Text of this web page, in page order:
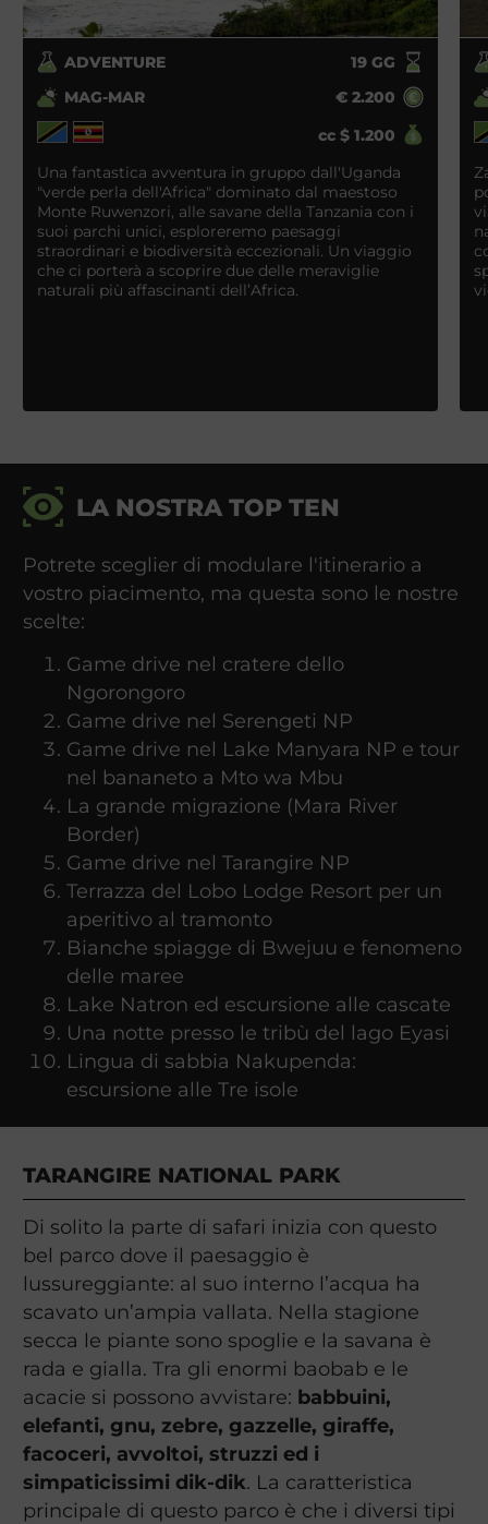
ADVENTURE 19 GG
MAG-MAR
€ 2.200
cc$ 1.200
Una fantastica avventura in gruppo dall'Uganda
"verde perla dell'Africa" dominato dal maestoso
Monte Ruwenzori, alle savane della Tanzania con i
suoi parchi unici, esploreremo paesaggi
straordinari e biodiversità eccezionali. Un viaggio
che ci porterà a scoprire due delle meraviglie
naturali più affascinanti dell’Africa.
LA NOSTRA TOP TEN
Potrete sceglier di modulare l'itinerario a
vostro piacimento, ma questa sono le nostre
scelte:
Game drive nel cratere dello
Ngorongoro
Game drive nel Serengeti NP
Game drive nel Lake Manyara NP e tour
nel bananeto a Mto wa Mbu
La grande migrazione (Mara River
Border)
Game drive nel Tarangire NP
Terrazza del Lobo Lodge Resort per un
aperitivo al tramonto
Bianche spiagge di Bwejuu e fenomeno
delle maree
Lake Natron ed escursione alle cascate
Una notte presso le tribù del lago Eyasi
Lingua di sabbia Nakupenda:
escursione alle Tre isole
TARANGIRE NATIONAL PARK
Di solito la parte di safari inizia con questo
bel parco dove il paesaggio è
lussureggiante: al suo interno l’acqua ha
scavato un’ampia vallata. Nella stagione
secca le piante sono spoglie e la savana è
rada e gialla. Tra gli enormi baobab e le
acacie si possono avvistare: babbuini,
elefanti, gnu, zebre, gazzelle, giraffe,
facoceri, avvoltoi, struzzi ed i
simpaticissimi dik-dik. La caratteristica
principale di questo parco è che i diversi tipi